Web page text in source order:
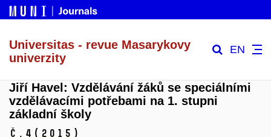
Universitas - revue Masarykovy
univerzity
EN
Jiří Havel: Vzdělávání žáků se speciálními
vzdělávacími potřebami na 1. stupni
základní školy
č.4 (2015)